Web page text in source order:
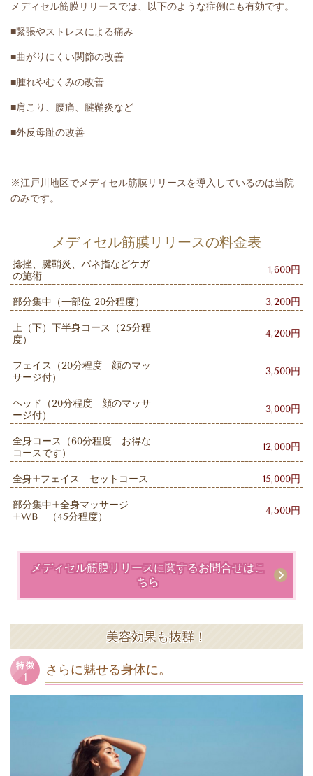
メディセル筋膜リリースでは、以下のような症例にも有効です。
■緊張やストレスによる痛み
■曲がりにくい関節の改善
■腫れやむくみの改善
■肩こり、腰痛、腱鞘炎など
■外反母趾の改善
※江戸川地区でメディセル筋膜リリースを導入しているのは当院
のみです。
メディセル筋膜リリースの料金表
捻挫、腱鞘炎、バネ指などケガ
の施術
1,600円
部分集中（一部位 20分程度） 3,200円
上（下）下半身コース（25分程
度）
4,200円
フェイス（20分程度 顔のマッ
サージ付）
3,500円
ヘッド（20分程度 顔のマッサ
ージ付）
3,000円
全身コース（60分程度 お得な
コースです）
12,000円
全身+フェイス セットコース 15,000円
部分集中+全身マッサージ
+WB （45分程度）
4,500円
メディセル筋膜リリースに関するお問合せはこ
ちら
美容効果も抜群！
さらに魅せる身体に。